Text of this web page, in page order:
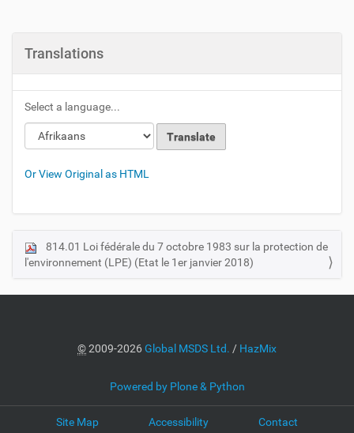
Translations
Select a language...
Or View Original as HTML
N
a
o
814.01 Loi fédérale du 7 octobre 1983 sur la protection de
l'environnement (LPE) (Etat le 1er janvier 2018)
©2009-2026Global MSDS Ltd. / HazMix
Powered by Plone & Python
Site Map Accessibility Contact